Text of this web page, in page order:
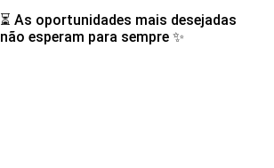
⏳ As oportunidades mais desejadas
não esperam para sempre ✨